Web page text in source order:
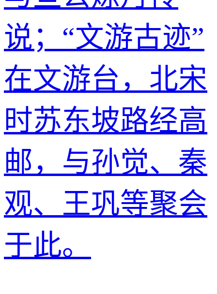
说；“文游古迹”
在文游台，北宋
时苏东坡路经高
邮，与孙觉、秦
观、王巩等聚会
于此。